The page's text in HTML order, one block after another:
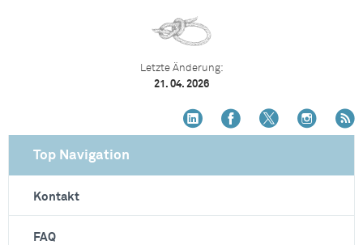
Letzte Änderung:
21. 04. 2026
Top Navigation
Kontakt
FAQ